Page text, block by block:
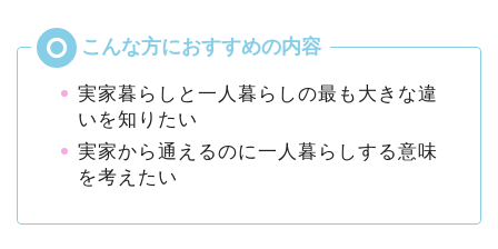
実家暮らしと一人暮らしの最も大きな違
いを知りたい
実家から通えるのに一人暮らしする意味
を考えたい